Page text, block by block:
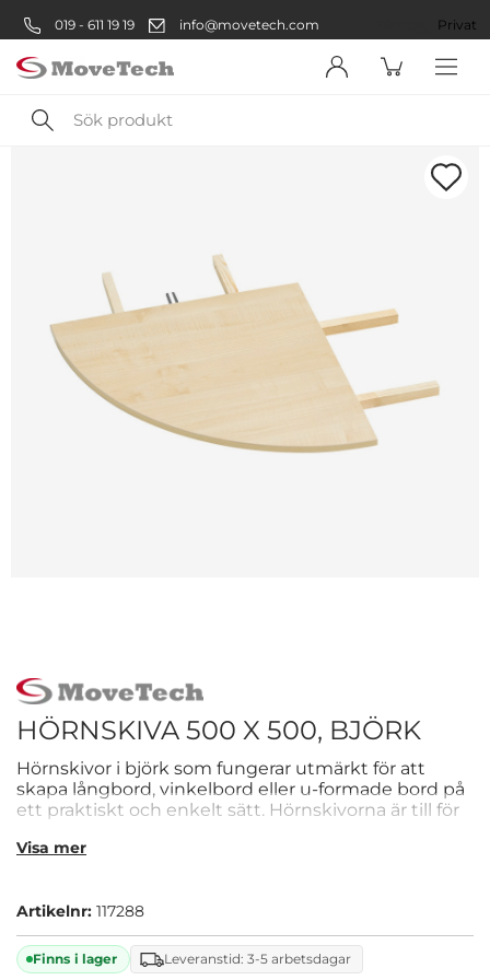
019 - 611 19 19 info@movetech.com Privat
Sök
produkt
HÖRNSKIVA 500 X 500, BJÖRK
Hörnskivor i björk som fungerar utmärkt för att
skapa långbord, vinkelbord eller u-formade bord på
ett praktiskt och enkelt sätt. Hörnskivorna är till för
Visa mer
Artikelnr: 117288
Finns i lager Leveranstid: 3-5 arbetsdagar
Företag
Privatperson
Privat